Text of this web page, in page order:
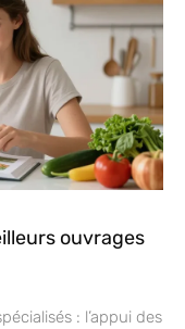
ouvrages
: l’appui des